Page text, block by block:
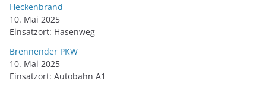
Heckenbrand
10. Mai 2025
Einsatzort: Hasenweg
Brennender PKW
10. Mai 2025
Einsatzort: Autobahn A1